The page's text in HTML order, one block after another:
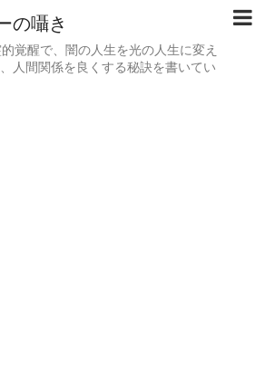
の囁き
覚醒で、闇の人生を光の人生に変え
人間関係を良くする秘訣を書いてい